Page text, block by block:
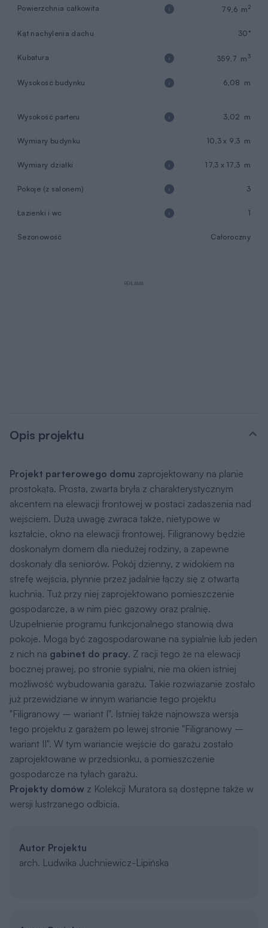
Powierzchnia całkowita 79,6 m2
Kąt nachylenia dachu 30°
Kubatura 359,7 m3
Wysokość budynku 6,08 m
Wysokość parteru 3,02 m
Wymiary budynku 10,3 x 9,3 m
Wymiary działki 17,3 x 17,3 m
Pokoje (z salonem) 3
Łazienki i wc 1
Sezonowość Całoroczny
REKLAMA
Opis projektu
Projekt parterowego domu zaprojektowany na planie
prostokąta. Prosta, zwarta bryła z charakterystycznym
akcentem na elewacji frontowej w postaci zadaszenia nad
wejściem. Dużą uwagę zwraca także, nietypowe w
kształcie, okno na elewacji frontowej. Filigranowy będzie
doskonałym domem dla niedużej rodziny, a zapewne
doskonały dla seniorów. Pokój dzienny, z widokiem na
strefę wejścia, płynnie przez jadalnie łączy się z otwartą
kuchnią. Tuż przy niej zaprojektowano pomieszczenie
gospodarcze, a w nim piec gazowy oraz pralnię.
Uzupełnienie programu funkcjonalnego stanowią dwa
pokoje. Mogą być zagospodarowane na sypialnie lub jeden
z nich na gabinet do pracy. Z racji tego że na elewacji
bocznej prawej, po stronie sypialni, nie ma okien istniej
możliwość wybudowania garażu. Takie rozwiązanie zostało
już przewidziane w innym wariancie tego projektu
"Filigranowy – wariant I". Istniej także najnowsza wersja
tego projektu z garażem po lewej stronie "Filigranowy –
wariant II". W tym wariancie wejście do garażu zostało
zaprojektowane w przedsionku, a pomieszczenie
gospodarcze na tyłach garażu.
Projekty domów z Kolekcji Muratora są dostępne także w
wersji lustrzanego odbicia.
Autor Projektu
arch. Ludwika Juchniewicz-Lipińska